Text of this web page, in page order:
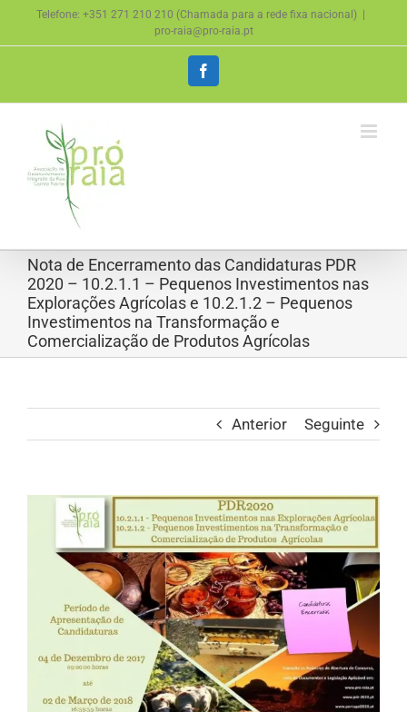
content
Telefone: +351 271 210 210 (Chamada para a rede fixa nacional)
pro-raia@pro-raia.pt
Facebook
Nota de Encerramento das Candidaturas PDR
2020 – 10.2.1.1 – Pequenos Investimentos nas
Explorações Agrícolas e 10.2.1.2 – Pequenos
Investimentos na Transformação e
Comercialização de Produtos Agrícolas
Anterior Seguinte
Larger
Image